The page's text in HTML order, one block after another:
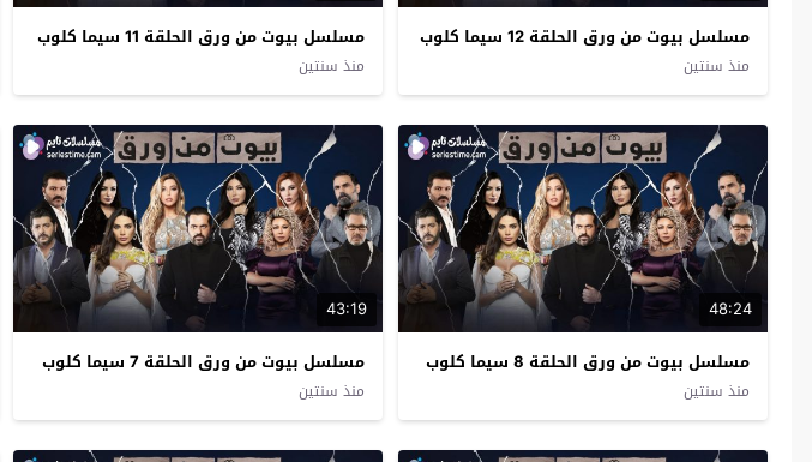
مسلسل بيوت من ورق الحلقة 12 سيما كلوب
منذ سنتين
مسلسل بيوت من ورق الحلقة 11 سيما كلوب
منذ سنتين
48:24
مسلسل بيوت من ورق الحلقة 8 سيما كلوب
منذ سنتين
43:19
مسلسل بيوت من ورق الحلقة 7 سيما كلوب
منذ سنتين